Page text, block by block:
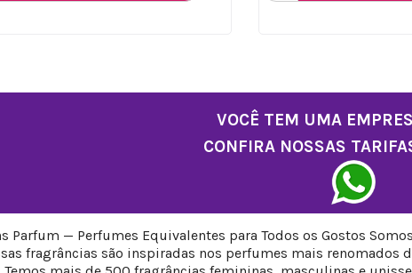
VOCÊ TEM UMA
CONFIRA NOSSAS
Parfum — Perfumes Equivalentes para Todos os Gostos
fragrâncias são inspiradas nos perfumes mais renomados